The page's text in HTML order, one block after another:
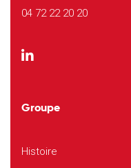
04 72 22 20 20
Groupe
Histoire